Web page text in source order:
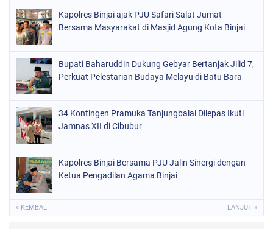
Kapolres Binjai ajak PJU Safari Salat Jumat
Bersama Masyarakat di Masjid Agung Kota Binjai
Bupati Baharuddin Dukung Gebyar Bertanjak Jilid 7,
Perkuat Pelestarian Budaya Melayu di Batu Bara
34 Kontingen Pramuka Tanjungbalai Dilepas Ikuti
Jamnas XII di Cibubur
Kapolres Binjai Bersama PJU Jalin Sinergi dengan
Ketua Pengadilan Agama Binjai
« KEMBALI LANJUT »